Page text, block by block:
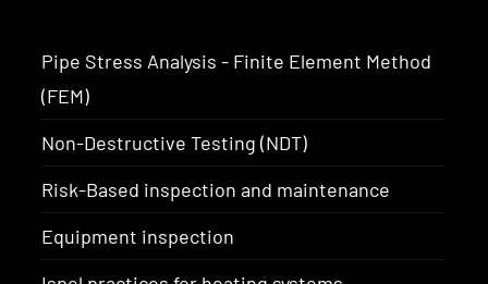
Pipe Stress Analysis - Finite Element Method
(FEM)
Non-Destructive Testing (NDT)
Risk-Based inspection and maintenance
Equipment inspection